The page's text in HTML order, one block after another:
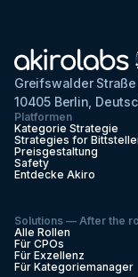
Greifswalder Straße
10405 Berlin,
Platformen
Kategorie Strategie
Strategies for
Preisgestaltung
Safety
Entdecke Akiro
Solutions — After the
Alle Rollen
Für CPOs
Für Exzellenz
Für Kategoriemanager